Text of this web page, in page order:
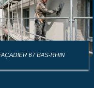
67 BAS-RHIN